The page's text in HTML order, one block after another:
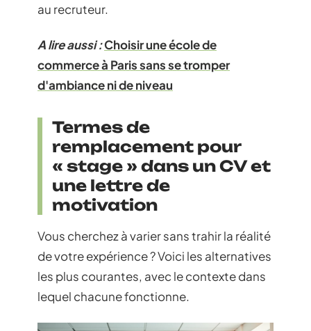
au recruteur.
A lire aussi :Choisir une école de
commerce à Paris sans se tromper
d'ambiance ni de niveau
Termes de
remplacement pour
« stage » dans un CV et
une lettre de
motivation
Vous cherchez à varier sans trahir la réalité
de votre expérience ? Voici les alternatives
les plus courantes, avec le contexte dans
lequel chacune fonctionne.